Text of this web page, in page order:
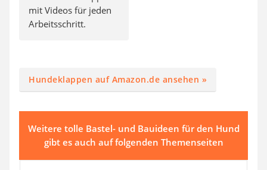
mit Videos für jeden
Arbeitsschritt.
Hundeklappen auf Amazon.de ansehen »
Weitere tolle Bastel- und Bauideen für den Hund
gibt es auch auf folgenden Themenseiten